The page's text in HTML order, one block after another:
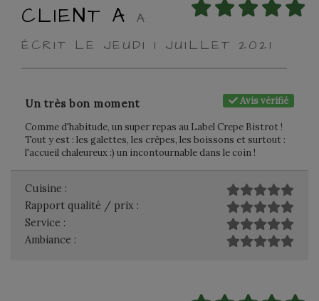
CLIENT A
A
ÉCRIT LE JEUDI 1 JUILLET 2021
Avis vérifié
Un très bon moment
Comme d'habitude, un super repas au Label Crepe Bistrot !
Tout y est : les galettes, les crêpes, les boissons et surtout :
l'accueil chaleureux :) un incontournable dans le coin !
Cuisine :
Rapport qualité / prix :
Service :
Ambiance :